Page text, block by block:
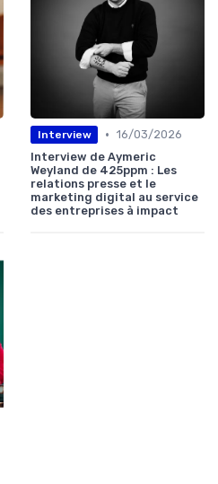
Interview • 16/03/2026
Interview de Aymeric
Weyland de 425ppm : Les
relations presse et le
marketing digital au service
des entreprises à impact